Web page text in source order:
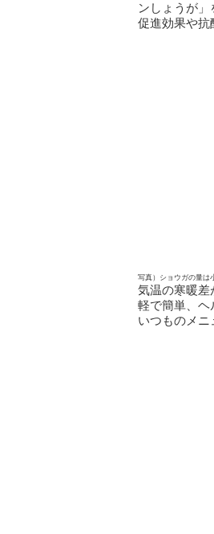
ンしょうが
促進効果や抗
写真）ショウガの量は
気温の寒暖差
軽で簡単、ヘ
いつものメニ